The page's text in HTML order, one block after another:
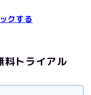
クする
トライアル